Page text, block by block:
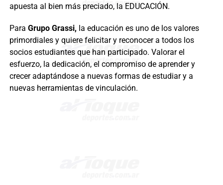
apuesta al bien más preciado, la EDUCACIÓN.
Para Grupo Grassi, la educación es uno de los valores
primordiales y quiere felicitar y reconocer a todos los
socios estudiantes que han participado. Valorar el
esfuerzo, la dedicación, el compromiso de aprender y
crecer adaptándose a nuevas formas de estudiar y a
nuevas herramientas de vinculación.